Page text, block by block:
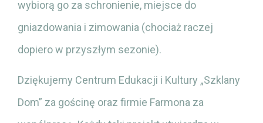
wybiorą go za schronienie, miejsce do
gniazdowania i zimowania (chociaż raczej
dopiero w przyszłym sezonie).
Dziękujemy Centrum Edukacji i Kultury „Szklany
Dom” za gościnę oraz firmie Farmona za